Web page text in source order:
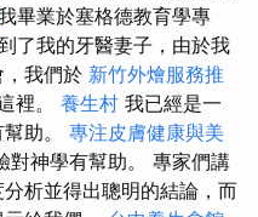
畢業於塞格德教育學專
了我的牙醫妻子，由於我
我們於 新竹外燴服務推
裡。 養生村 我已經是一
助。 專注皮膚健康與美
對神學有幫助。 專家們講
析並得出聰明的結論，而